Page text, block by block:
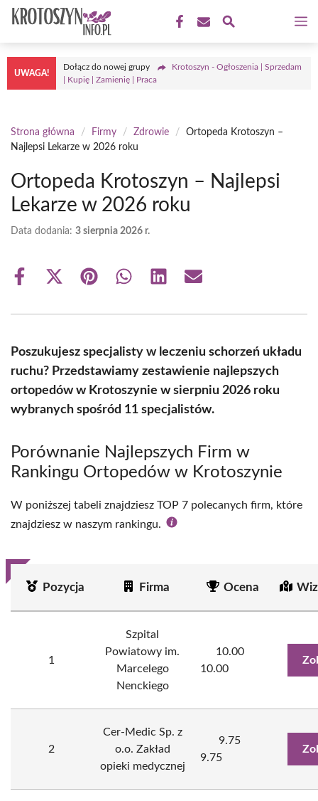
Przejdź
treści
UWAGA!
Dołącz do nowej grupy
Krotoszyn - Ogłoszenia | Sprzedam
| Kupię | Zamienię | Praca
Strona główna / Firmy / Zdrowie /
Ortopeda Krotoszyn –
Najlepsi Lekarze w 2026 roku
Ortopeda Krotoszyn – Najlepsi
Lekarze w 2026 roku
Data dodania: 3 sierpnia 2026 r.
Share
Share
(Twitter)
Share Share Share Share
Poszukujesz specjalisty w leczeniu schorzeń układu
ruchu? Przedstawiamy zestawienie najlepszych
ortopedów w Krotoszynie w sierpniu 2026 roku
wybranych spośród 11 specjalistów.
Porównanie Najlepszych Firm w
Rankingu Ortopedów w Krotoszynie
W poniższej tabeli znajdziesz TOP 7 polecanych firm, które
znajdziesz w naszym rankingu.
Pozycja Firma Ocena
1
Szpital
Powiatowy im.
Marcelego
Nenckiego
10.00
10.00
2
Cer-Medic Sp. z
o.o. Zakład
opieki medycznej
9.75
9.75